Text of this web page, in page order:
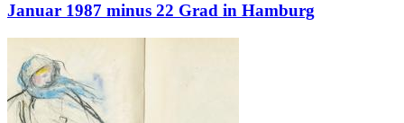
Januar 1987 minus 22 Grad in Hamburg